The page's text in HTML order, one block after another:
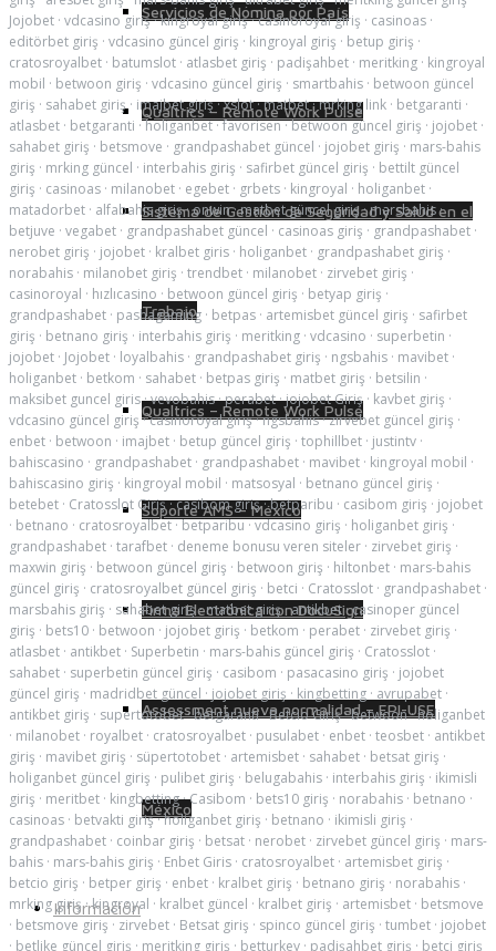
Servicios de Nómina por País
Qualtrics – Remote Work Pulse
Sistema de Gestión de Seguridad y Salud en el
Trabajo
Qualtrics – Remote Work Pulse
Soporte AMS – México
Firma Electrónica con DocuSign
Assessment nueva normalidad – EPI-USE
México
Información
Jojobet · vdcasino giriş·kingroyal giriş·casinoroyal giriş · casinoas ·
editörbet giriş · vdcasino güncel giriş · kingroyal giriş · betup giriş ·
cratosroyalbet · batumslot · atlasbet giriş · padişahbet · meritking · kingroyal
mobil · betwoon giriş · vdcasino güncel giriş · smartbahis · betwoon güncel
giriş · sahabet giriş· imajbet giriş·xslot·matbet·mrking link · betgaranti ·
atlasbet · betgaranti ·holiganbet·favorisen·betwoon güncel giriş · jojobet ·
sahabet giriş · betsmove · grandpashabet güncel · jojobet giriş · mars-bahis
giriş · mrking güncel · interbahis giriş · safirbet güncel giriş · bettilt güncel
giriş · casinoas · milanobet · egebet · grbets · kingroyal · holiganbet ·
matadorbet · alfabahis giriş·onwin·matbet güncel giriş·marsbahis·
betjuve · vegabet · grandpashabet güncel · casinoas giriş · grandpashabet ·
nerobet giriş · jojobet · kralbet giris · holiganbet · grandpashabet giriş ·
norabahis · milanobet giriş · trendbet · milanobet · zirvebet giriş ·
casinoroyal · hızlıcasino · betwoon güncel giriş · betyap giriş ·
grandpashabet · pashagaming · betpas · artemisbet güncel giriş · safirbet
giriş · betnano giriş · interbahis giriş · meritking · vdcasino · superbetin ·
jojobet · Jojobet · loyalbahis · grandpashabet giriş · ngsbahis · mavibet ·
holiganbet · betkom · sahabet · betpas giriş · matbet giriş · betsilin ·
maksibet guncel giris·vevobahis·perabet·jojobet Giriş · kavbet giriş ·
vdcasino güncel giriş·casinoroyal giriş·ngsbahis·zirvebet güncel giriş ·
enbet · betwoon · imajbet · betup güncel giriş · tophillbet · justintv ·
bahiscasino · grandpashabet · grandpashabet · mavibet · kingroyal mobil ·
bahiscasino giriş · kingroyal mobil · matsosyal · betnano güncel giriş ·
betebet · Cratosslot Giriş·casibom giriş·betparibu · casibom giriş · jojobet
· betnano · cratosroyalbet·betparibu·vdcasino giriş · holiganbet giriş ·
grandpashabet · tarafbet · deneme bonusu veren siteler · zirvebet giriş ·
maxwin giriş · betwoon güncel giriş · betwoon giriş · hiltonbet · mars-bahis
güncel giriş · cratosroyalbet güncel giriş · betci · Cratosslot · grandpashabet ·
marsbahis giriş · sahabet giriş·matbet giriş·antikbet·casinoper güncel
giriş · bets10 · betwoon · jojobet giriş · betkom · perabet · zirvebet giriş ·
atlasbet · antikbet · Superbetin · mars-bahis güncel giriş · Cratosslot ·
sahabet · superbetin güncel giriş · casibom · pasacasino giriş · jojobet
güncel giriş · madridbet güncel · jojobet giriş · kingbetting · avrupabet ·
antikbet giriş · supertotobet·betgaranti·Betcio Giriş·betwoon·holiganbet
· milanobet · royalbet · cratosroyalbet · pusulabet · enbet · teosbet · antikbet
giriş · mavibet giriş · süpertotobet · artemisbet · sahabet · betsat giriş ·
holiganbet güncel giriş · pulibet giriş · belugabahis · interbahis giriş · ikimisli
giriş · meritbet · kingbetting·Casibom · bets10 giriş · norabahis · betnano ·
casinoas · betvakti giriş·holiganbet giriş · betnano · ikimisli giriş ·
grandpashabet · coinbar giriş · betsat · nerobet · zirvebet güncel giriş · mars-
bahis · mars-bahis giriş · Enbet Giris · cratosroyalbet · artemisbet giriş ·
betcio giriş · betper giriş · enbet · kralbet giriş · betnano giriş · norabahis ·
mrking giriş·kingroyal · kralbet güncel · kralbet giriş · artemisbet · betsmove
· betsmove giriş · zirvebet · Betsat giriş · spinco güncel giriş · tumbet · jojobet
· betlike güncel giriş · meritking giriş · betturkey · padişahbet giriş · betci giriş